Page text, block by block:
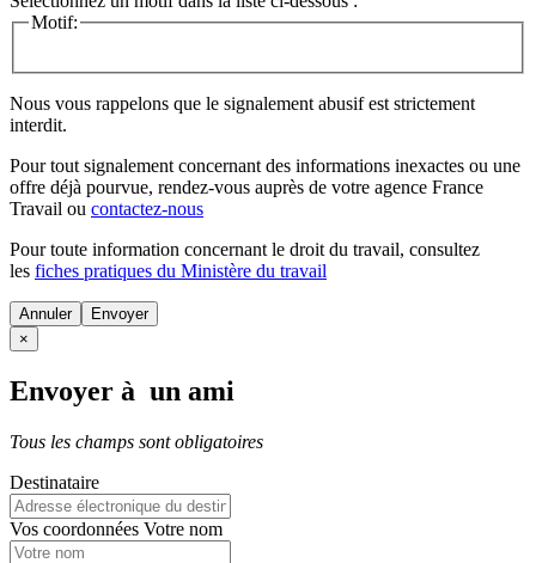
Motif:
Nous vous rappelons que le signalement abusif est strictement
interdit.
Pour tout signalement concernant des informations inexactes ou une
offre déjà pourvue, rendez-vous auprès de votre agence France
Travail ou contactez-nous
Pour toute information concernant le droit du travail, consultez
les fiches pratiques du Ministère du travail
Annuler
×
Envoyer à un ami
Tous les champs sont obligatoires
Destinataire
Vos coordonnées Votre nom